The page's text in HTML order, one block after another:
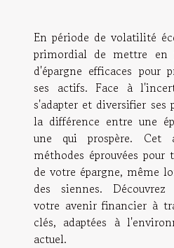
En période de volatilité
primordial de mettre en
d'épargne efficaces pour
ses actifs. Face à
s'adapter et diversifier ses
la différence entre une
une qui prospère. Cet
méthodes éprouvées
de votre épargne, même
des siennes.
votre avenir financier à
clés, adaptées à
actuel.